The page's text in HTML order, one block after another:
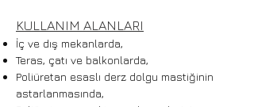
KULLANIM ALANLARI
İç ve dış mekanlarda,
Teras, çatı ve balkonlarda,
Poliüretan esaslı derz dolgu mastiğinin
astarlanmasında,